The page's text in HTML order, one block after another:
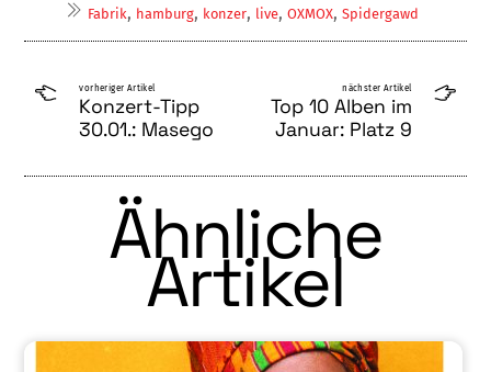
Fabrik, hamburg, konzer, live, OXMOX, Spidergawd
vorheriger Artikel
Konzert-Tipp
30.01.: Masego
nächster Artikel
Top 10 Alben im
Januar: Platz 9
Ähnliche
Artikel